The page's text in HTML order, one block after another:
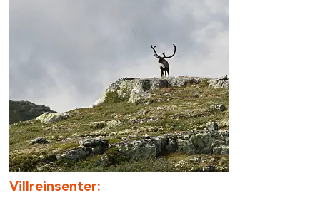
Villreinsenter: